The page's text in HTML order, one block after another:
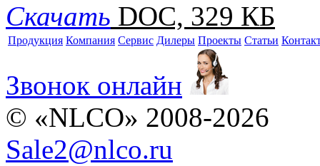
Скачать DOC, 329 КБ
Продукция Компания Сервис Дилеры Проекты Статьи
Звонок онлайн
© «NLCO» 2008-2026
Sale2@nlco.ru